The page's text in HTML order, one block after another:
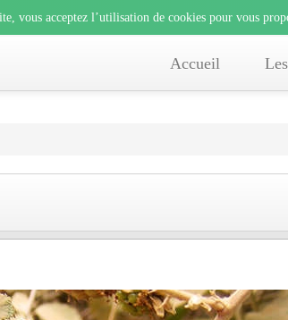
site, vous acceptez l’utilisation de cookies pour vous
Accueil
vous acceptez l’utilisation de cookies pour vous
de cookies pour vous proposer